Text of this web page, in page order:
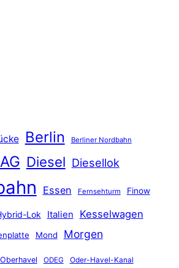
Berlin Berliner Nordbahn
Diesel Diesellok
Essen Fernsehturm Finow
Lok Italien Kesselwagen
Mond Morgen
Oberhavel ODEG Oder-Havel-Kanal